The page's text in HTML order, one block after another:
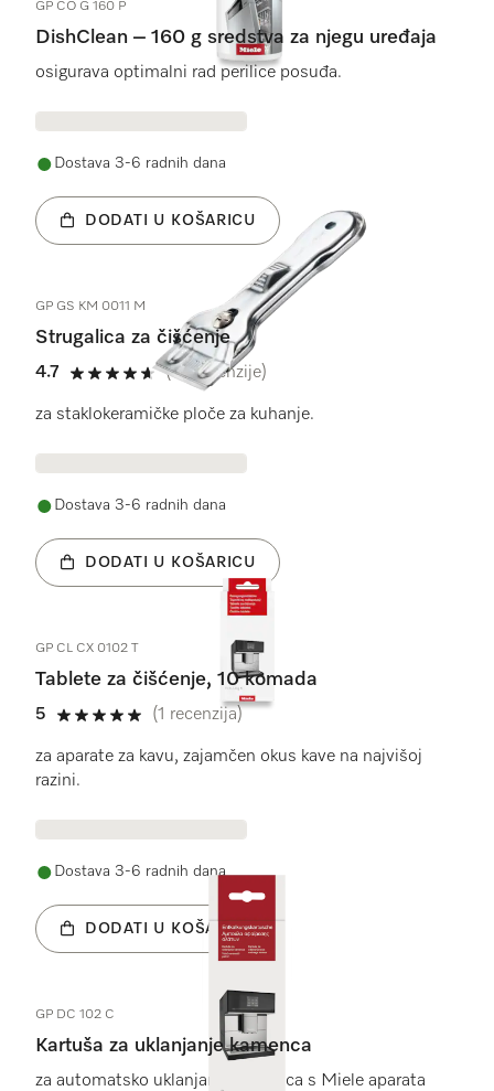
GP CO G 160 P
DishClean – 160 g sredstva za njegu uređaja
osigurava optimalni rad perilice posuđa.
Dostava 3-6 radnih dana
DODATI U KOŠARICU
GP GS KM 0011 M
Strugalica za čišćenje
4.7
4.7 od 5
(18 recenzije)
za staklokeramičke ploče za kuhanje.
Dostava 3-6 radnih dana
DODATI U KOŠARICU
GP CL CX 0102 T
Tablete za čišćenje, 10 komada
5
5 od 5
(1 recenzija)
za aparate za kavu, zajamčen okus kave na najvišoj
razini.
Dostava 3-6 radnih dana
DODATI U KOŠARICU
GP DC 102 C
Kartuša za uklanjanje kamenca
za automatsko uklanjanje kamenca s Miele aparata